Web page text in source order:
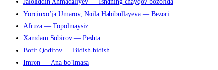
Jaloliddin Ahmadaliyev — Ishqning chayqov bozorida
Yorqinxo’ja Umarov, Noila Habibullayeva — Bezori
Afruza — Topolmaysiz
Xamdam Sobirov — Peshta
Botir Qodirov — Bidish-bidish
Imron — Ana bo’lmasa